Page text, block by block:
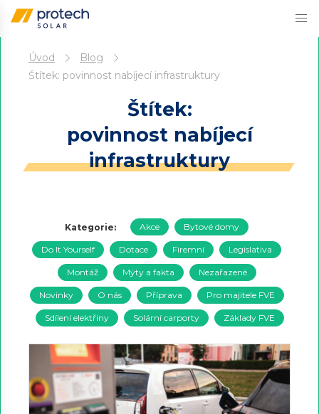
obsahu
Úvod
Blog
Štítek: povinnost nabíjecí infrastruktury
Štítek:
povinnost nabíjecí
infrastruktury
Kategorie: Akce Bytové domy
Do It Yourself Dotace Firemní Legislativa
Montáž Mýty a fakta Nezařazené
Novinky O nás Příprava Pro majitele FVE
Sdílení elektřiny Solární carporty Základy FVE